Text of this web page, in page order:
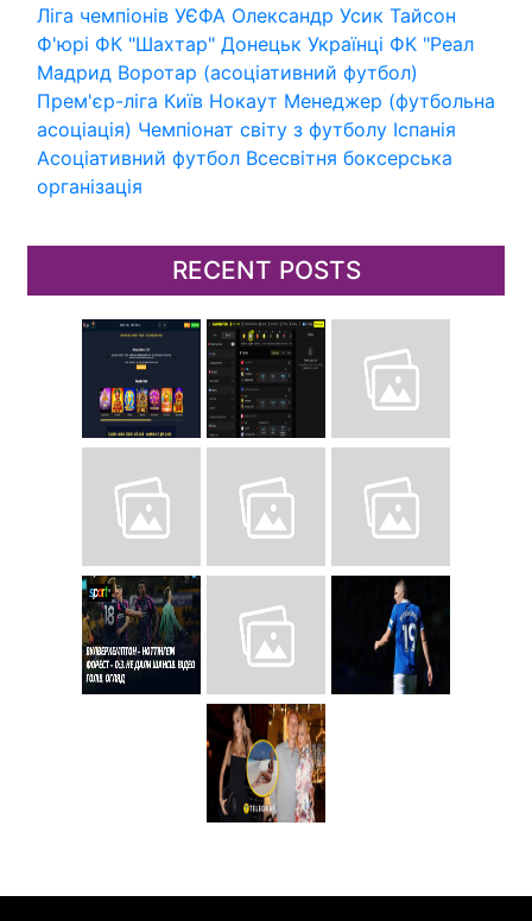
Ліга чемпіонів УЄФА Олександр Усик Тайсон
Ф'юрі ФК "Шахтар" Донецьк Українці ФК "Реал
Мадрид Воротар (асоціативний футбол)
Прем'єр-ліга Київ Нокаут Менеджер (футбольна
асоціація) Чемпіонат світу з футболу Іспанія
Асоціативний футбол Всесвітня боксерська
організація
RECENT POSTS